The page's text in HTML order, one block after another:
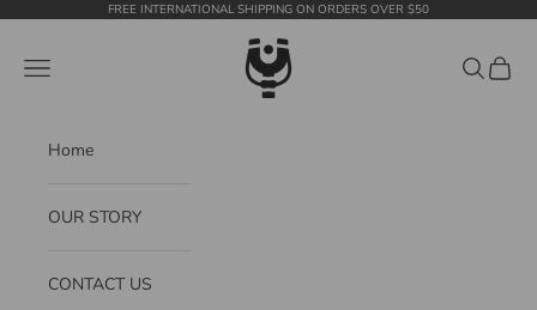
Skip to contentFREE INTERNATIONAL SHIPPING ON ORDERS OVER $50
WildTension
Navigation menu Search
Cart
Home
OUR STORY
CONTACT US